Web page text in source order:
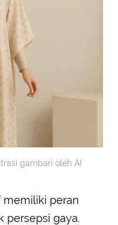
gambari oleh AI
memiliki peran
persepsi gaya.